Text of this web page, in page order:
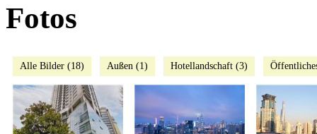
Fotos
Alle Bilder (18) Außen (1) Hotellandschaft (3)